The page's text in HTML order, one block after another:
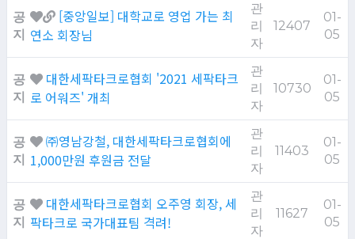
공
지
[중앙일보] 대학교로 영업 가는 최
연소 회장님
관
리
자
12407
01-
05
공
지
대한세팍타크로협회 '2021 세팍타크
로 어워즈' 개최
관
리
자
10730
01-
05
공
지
㈜영남강철, 대한세팍타크로협회에
1,000만원 후원금 전달
관
리
자
11403
01-
05
공
지
대한세팍타크로협회 오주영 회장, 세
팍타크로 국가대표팀 격려!
관
리
자
11627
01-
05